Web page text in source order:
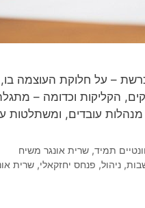
– על חלוקת העוצמה בו,
הקליקות וכדומה –
עובדים, ומשתלטות
תמיד, שרית אונגר משיח
, ניהול, פנחס יחזקאלי, שרית